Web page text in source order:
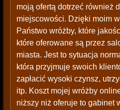
moją ofertą dotrzeć również
miejscowości. Dzięki moim
Państwo wróżby, które
które oferowane są przez
miasta. Jest to sytuacja
która przyjmuje swoich
zapłacić wysoki czynsz,
itp. Koszt mojej wróżby
niższy niż oferuje to gabinet